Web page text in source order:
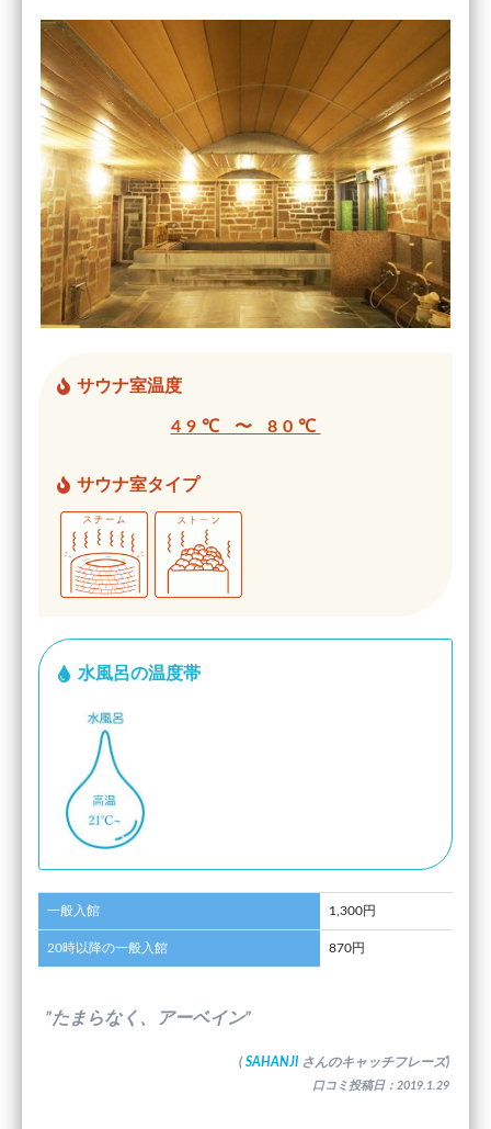
サウナ室温度
49℃ 〜 80℃
サウナ室タイプ
水風呂の温度帯
一般入館 1,300円
20時以降の一般入館 870円
”たまらなく、アーベイン”
( SAHANJI さんのキャッチフレーズ)
口コミ投稿日：2019.1.29